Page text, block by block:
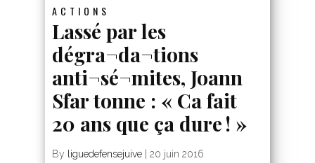
ACTIONS
Lassé par les
dégra¬da¬tions
anti¬sé¬mites, Joann
Sfar tonne : « Ca fait
20 ans que ça dure ! »
By liguedefensejuive 20 juin 2016